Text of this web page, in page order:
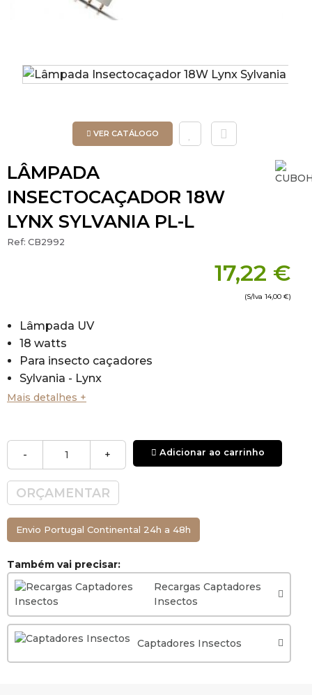
VER CATÁLOGO
LÂMPADA
INSECTOCAÇADOR 18W
LYNX SYLVANIA PL-L
Ref: CB2992
17,22 €
(S/Iva 14,00 €)
Lâmpada UV
18 watts
Para insecto caçadores
Sylvania - Lynx
Mais detalhes +
- + Adicionar ao carrinho
ORÇAMENTAR
Envio Portugal Continental 24h a 48h
Também vai precisar:
Recargas Captadores
Insectos
Captadores Insectos